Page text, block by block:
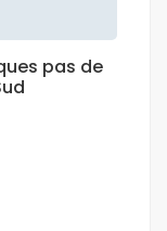
pas de